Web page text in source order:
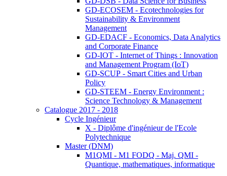
GD-ECOSEM - Ecotechnologies for
Sustainability & Environment
Management
GD-EDACF - Economics, Data Analytics
and Corporate Finance
GD-IOT - Internet of Things : Innovation
and Management Program (IoT)
GD-SCUP - Smart Cities and Urban
Policy
GD-STEEM - Energy Environment :
Science Technology & Management
Catalogue 2017 - 2018
Cycle Ingénieur
X - Diplôme d'ingénieur de l'Ecole
Polytechnique
Master (DNM)
M1QMI - M1 FODQ - Maj. QMI -
Quantique, mathematiques, informatique